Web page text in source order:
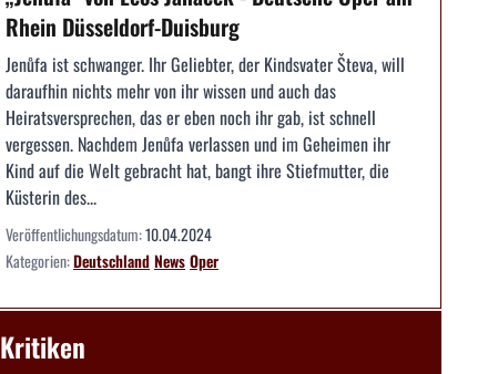
Rhein Düsseldorf-Duisburg
Jenůfa ist schwanger. Ihr Geliebter, der Kindsvater Števa, will
daraufhin nichts mehr von ihr wissen und auch das
Heiratsversprechen, das er eben noch ihr gab, ist schnell
vergessen. Nachdem Jenůfa verlassen und im Geheimen ihr
Kind auf die Welt gebracht hat, bangt ihre Stiefmutter, die
Küsterin des...
Veröffentlichungsdatum:10.04.2024
Kategorien:DeutschlandNewsOper
Kritiken